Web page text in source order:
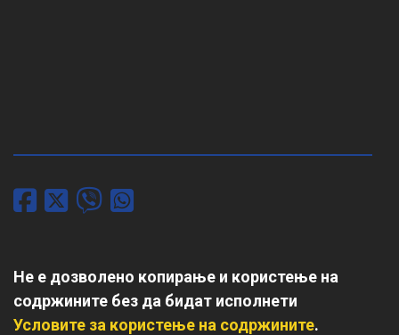
Не е дозволено копирање и користење на
содржините без да бидат исполнети
Условите за користење на содржините.